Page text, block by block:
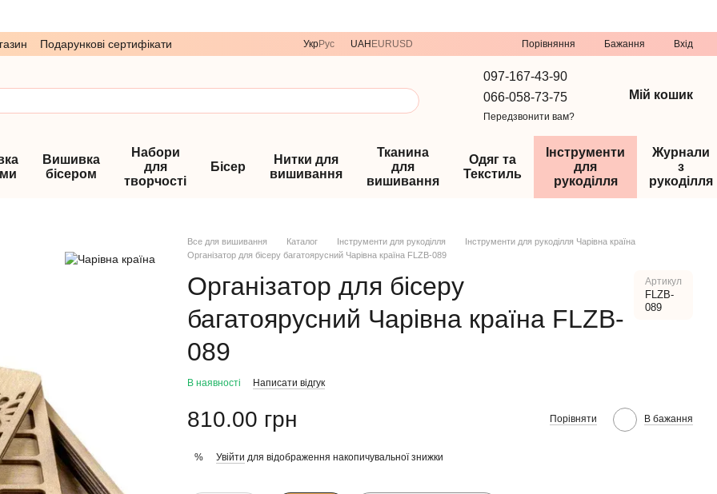
Подарункові сертифікати УкрРус UAH EURUSD Порівняння Бажання Вхід
097-167-43-90
066-058-73-75
Передзвонити вам?
Мій кошик
Вишивка
бісером
Набори
для
творчості
Бісер
Нитки для
вишивання
Тканина
для
вишивання
Одяг та
Текстиль
Інструменти
для
рукоділля
Журнали
з
рукоділля
Все для вишивання Каталог Інструменти для рукоділля
Інструменти для рукоділля Чарівна країна
Організатор для бісеру багатоярусний Чарівна країна FLZB-089
Організатор для бісеру
багатоярусний Чарівна країна FLZB-
089
Артикул
FLZB-
089
В наявності Написати відгук
810.00 грн Порівняти В бажання
% Увійти для відображення накопичувальної знижки